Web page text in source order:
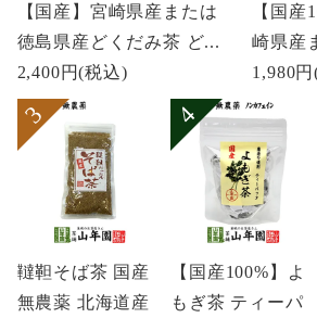
【国産】宮崎県産または
徳島県産どくだみ茶 ど...
2,400円(税込)
【国産
崎県産
1,980円
韃靼そば茶 国産
無農薬 北海道産
【国産100%】よ
もぎ茶 ティーパ